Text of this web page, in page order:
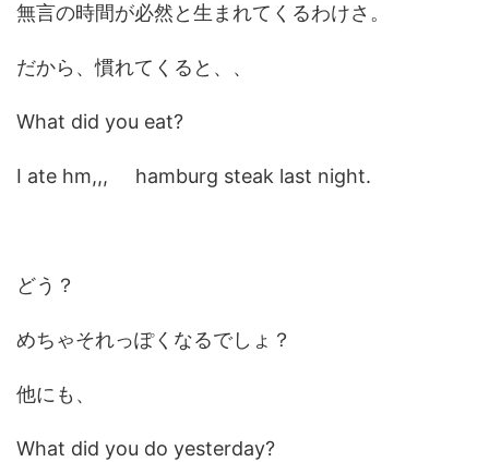
無言の時間が必然と生まれてくるわけさ。
だから、慣れてくると、、
What did you eat?
I ate hm,,, hamburg steak last night.
どう？
めちゃそれっぽくなるでしょ？
他にも、
What did you do yesterday?